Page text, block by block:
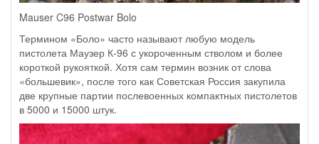
Mauser C96 Postwar Bolo
Термином «Боло» часто называют любую модель
пистолета Маузер К-96 с укороченным стволом и более
короткой рукояткой. Хотя сам термин возник от слова
«большевик», после того как Советская Россия закупила
две крупные партии послевоенных компактных пистолетов
в 5000 и 15000 штук.